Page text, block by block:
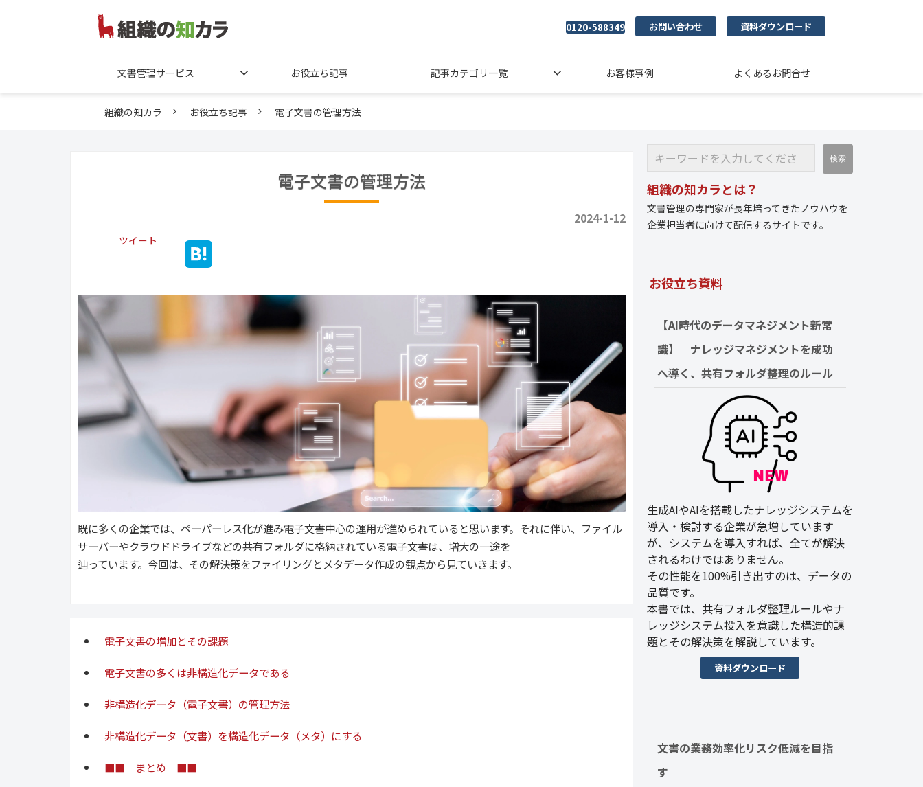
0120-588349 お問い合わせ 資料ダウンロード
文書管理サービス お役立ち記事 記事カテゴリ一覧 お客様事例 よくあるお問合せ
組織の知カラ お役立ち記事 電子文書の管理方法
電子文書の管理方法
2024-1-12
ツイート
既に多くの企業では、ペーパーレス化が進み電子文書中心の運用が進められていると思います。それに伴い、ファイル
サーバーやクラウドドライブなどの共有フォルダに格納されている電子文書は、増大の一途を
辿っています。今回は、その解決策をファイリングとメタデータ作成の観点から見ていきます。
電子文書の増加とその課題
電子文書の多くは非構造化データである
非構造化データ（電子文書）の管理方法
非構造化データ（文書）を構造化データ（メタ）にする
■■ まとめ ■■
組織の知カラとは？
文書管理の専門家が長年培ってきたノウハウを
企業担当者に向けて配信するサイトです。
お役立ち資料
【AI時代のデータマネジメント新常
識】　ナレッジマネジメントを成功
へ導く、共有フォルダ整理のルール
生成AIやAIを搭載したナレッジシステムを
導入・検討する企業が急増しています
が、システムを導入すれば、全てが解決
されるわけではありません。
その性能を100%引き出すのは、データの
品質です。
本書では、共有フォルダ整理ルールやナ
レッジシステム投入を意識した構造的課
題とその解決策を解説しています。
資料ダウンロード
文書の業務効率化リスク低減を目指
す